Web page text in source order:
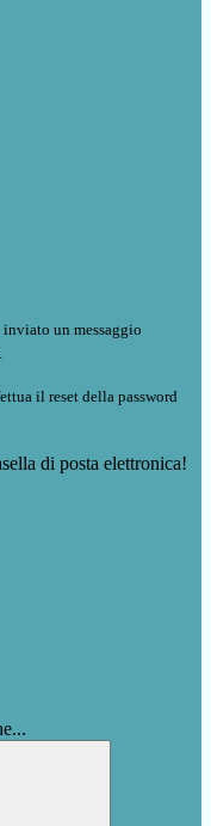
inviato un messaggio
il reset della password
di posta elettronica!